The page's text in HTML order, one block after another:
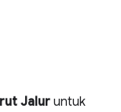
Jalur untuk